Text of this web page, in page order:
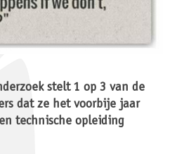
stelt 1 op 3 van de
dat ze het voorbije jaar
technische opleiding